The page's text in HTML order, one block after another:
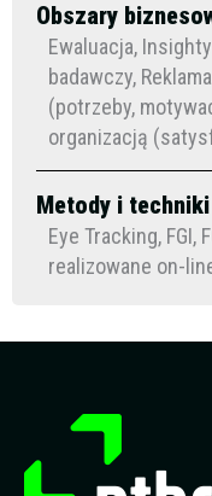
Obszary
Ewaluacja,
badawczy,
(potrzeby,
organizacją
Metody i
Eye Tracking, FGI,
realizowane on-